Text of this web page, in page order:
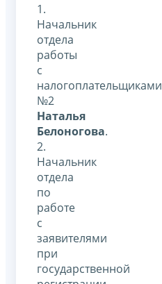
1.
Начальник
отдела
работы
с
налогоплательщиками
№2
Наталья
Белоногова.
2.
Начальник
отдела
по
работе
с
заявителями
при
государственной